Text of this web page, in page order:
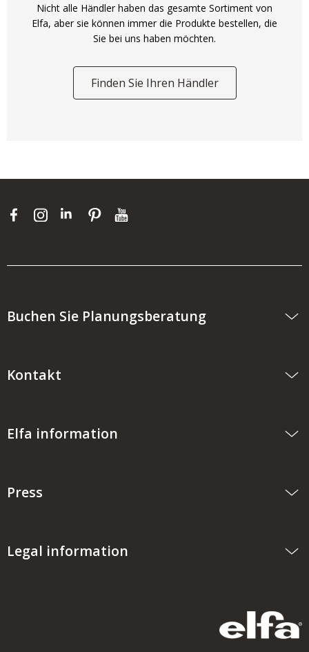
Nicht alle Händler haben das gesamte Sortiment von
Elfa, aber sie können immer die Produkte bestellen, die
Sie bei uns haben möchten.
Finden Sie Ihren Händler
Buchen Sie Planungsberatung
Kontakt
Elfa information
Press
Legal information